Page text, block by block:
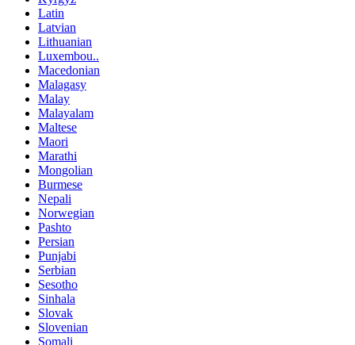
Latin
Latvian
Lithuanian
Luxembou..
Macedonian
Malagasy
Malay
Malayalam
Maltese
Maori
Marathi
Mongolian
Burmese
Nepali
Norwegian
Pashto
Persian
Punjabi
Serbian
Sesotho
Sinhala
Slovak
Slovenian
Somali